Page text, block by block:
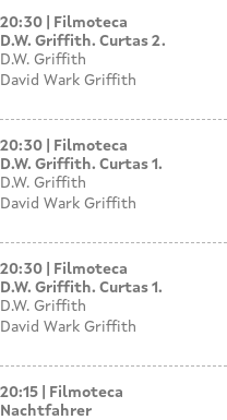
20:30
Filmoteca
D.W. Griffith. Curtas 2.
D.W. Griffith
David Wark Griffith
20:30
Filmoteca
D.W. Griffith. Curtas 1.
D.W. Griffith
David Wark Griffith
20:30
Filmoteca
D.W. Griffith. Curtas 1.
D.W. Griffith
David Wark Griffith
20:15
Filmoteca
Nachtfahrer